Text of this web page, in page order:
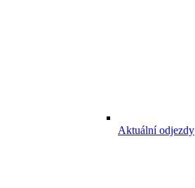
Aktuální odjezdy